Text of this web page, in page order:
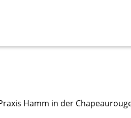
Hamm in der